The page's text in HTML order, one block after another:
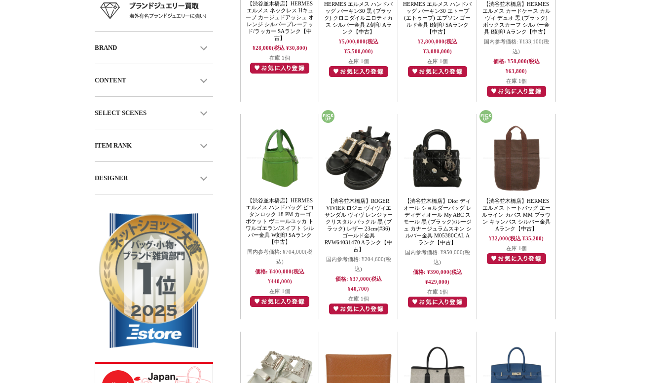
【渋谷並木橋店】HERMES
エルメス ネックレス Hキュ
ーブ カージュドアッシュ オ
レンジ シルバープレーテッ
ド/ラッカー SAランク【中
古】
¥28,000(税込 ¥30,800)
在庫 1個
HERMES エルメス ハンドバ
ッグ バーキン30 黒 (ブラッ
ク) クロコダイルニロティカ
ス シルバー金具 Z刻印 Aラ
ンク【中古】
¥5,000,000(税込
¥5,500,000)
在庫 1個
HERMES エルメス ハンドバ
ッグ バーキン30 エトープ
(エトゥープ) エプソン ゴー
ルド金具 B刻印 SAランク
【中古】
¥2,800,000(税込
¥3,080,000)
在庫 1個
【渋谷並木橋店】HERMES
エルメス カードケース カル
ヴィ デュオ 黒 (ブラック)
ボックスカーフ シルバー金
具 B刻印 Aランク【中古】
国内参考価格: ¥133,100(税
込)
価格: ¥58,000(税込
¥63,800)
在庫 1個
【渋谷並木橋店】HERMES
エルメス ハンドバッグ ピコ
タンロック 18 PM カーゴ
ポケット ヴェールユッカ ト
ワルゴエラン/スイフト シル
バー金具 W刻印 SAランク
【中古】
国内参考価格: ¥704,000(税
込)
価格: ¥400,000(税込
¥440,000)
在庫 1個
【渋谷並木橋店】ROGER
VIVIER ロジェ ヴィヴィエ
サンダル ヴィヴ レンジャー
クリスタル バックル 黒 (ブ
ラック) レザー 23cm(#36)
ゴールド金具
RVW64031470 Aランク【中
古】
国内参考価格: ¥204,600(税
込)
価格: ¥37,000(税込
¥40,700)
在庫 1個
【渋谷並木橋店】Dior ディ
オール ショルダーバッグ レ
ディディオール My ABC ス
モール 黒 (ブラック)/ルージ
ュ カナージュラムスキン シ
ルバー金具 M05380CAL A
ランク【中古】
国内参考価格: ¥950,000(税
込)
価格: ¥390,000(税込
¥429,000)
在庫 1個
【渋谷並木橋店】HERMES
エルメス トートバッグ エー
ルライン カバス MM ブラウ
ン キャンバス シルバー金具
Aランク【中古】
¥32,000(税込 ¥35,200)
在庫 1個
BRAND
CONTENT
SELECT SCENES
ITEM RANK
DESIGNER